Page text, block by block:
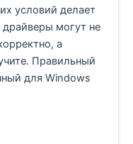
условий делает
могут не
а
Правильный
для Windows